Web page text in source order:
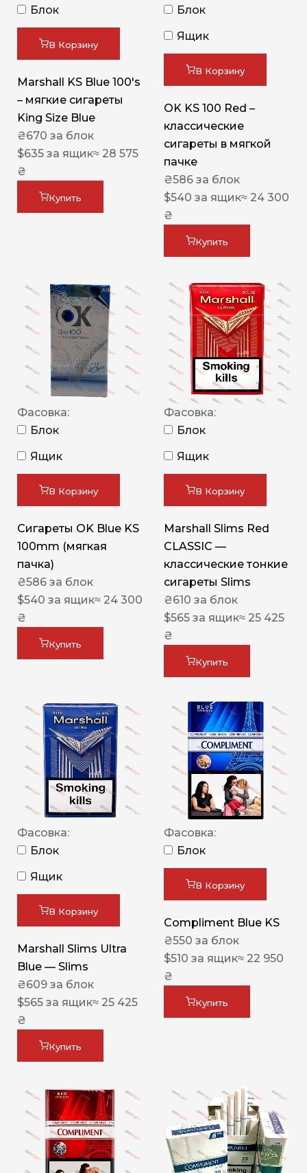
Блок
В Корзину
Marshall KS Blue 100's
– мягкие сигареты
King Size Blue
₴670 за блок
$635 за ящик≈ 28 575
₴
Купить
Блок
Ящик
В Корзину
OK KS 100 Red –
классические
сигареты в мягкой
пачке
₴586 за блок
$540 за ящик≈ 24 300
₴
Купить
Фасовка:
Блок
Ящик
В Корзину
Сигареты OK Blue KS
100mm (мягкая
пачка)
₴586 за блок
$540 за ящик≈ 24 300
₴
Купить
Фасовка:
Блок
Ящик
В Корзину
Marshall Slims Red
CLASSIC —
классические тонкие
сигареты Slims
₴610 за блок
$565 за ящик≈ 25 425
₴
Купить
Фасовка:
Блок
Ящик
В Корзину
Marshall Slims Ultra
Blue — Slims
₴609 за блок
$565 за ящик≈ 25 425
₴
Купить
Фасовка:
Блок
В Корзину
Compliment Blue KS
₴550 за блок
$510 за ящик≈ 22 950
₴
Купить